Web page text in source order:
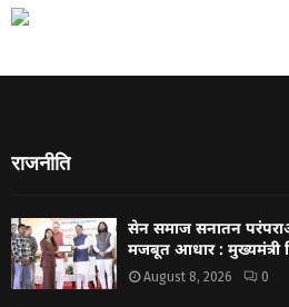
राजनीति
सेन समाज सनातन
मजबूत आधार : मुख्यमंत्री
August 8, 2026 0